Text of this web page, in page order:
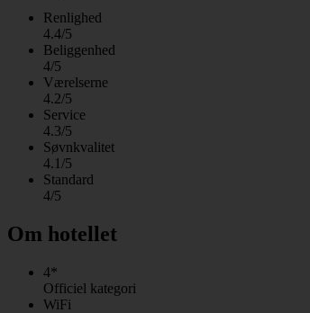
Renlighed
4.4/5
Beliggenhed
4/5
Værelserne
4.2/5
Service
4.3/5
Søvnkvalitet
4.1/5
Standard
4/5
Om hotellet
4*
Officiel kategori
WiFi